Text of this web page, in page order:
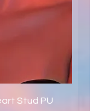
Stud PU